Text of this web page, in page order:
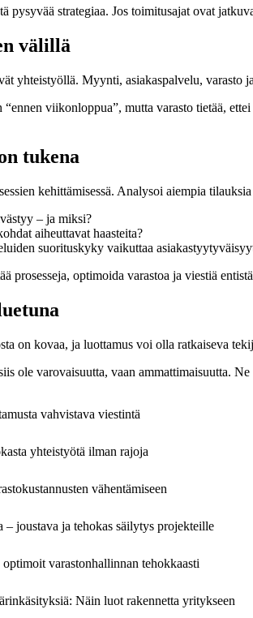
pysyvää strategiaa. Jos toimitusajat ovat
välillä
yhteistyöllä. Myynti, asiakaspalvelu, varasto
viikonloppua”, mutta varasto tietää,
tukena
kehittämisessä. Analysoi aiempia
– ja miksi?
aiheuttavat haasteita?
suorituskyky vaikuttaa
prosesseja, optimoida varastoa ja viestiä
on kovaa, ja luottamus voi olla ratkaiseva
ole varovaisuutta, vaan ammattimaisuutta.
vahvistava viestintä
yhteistyötä ilman rajoja
vähentämiseen
– joustava ja tehokas säilytys projekteille
varastonhallinnan tehokkaasti
Näin luot rakennetta yritykseen